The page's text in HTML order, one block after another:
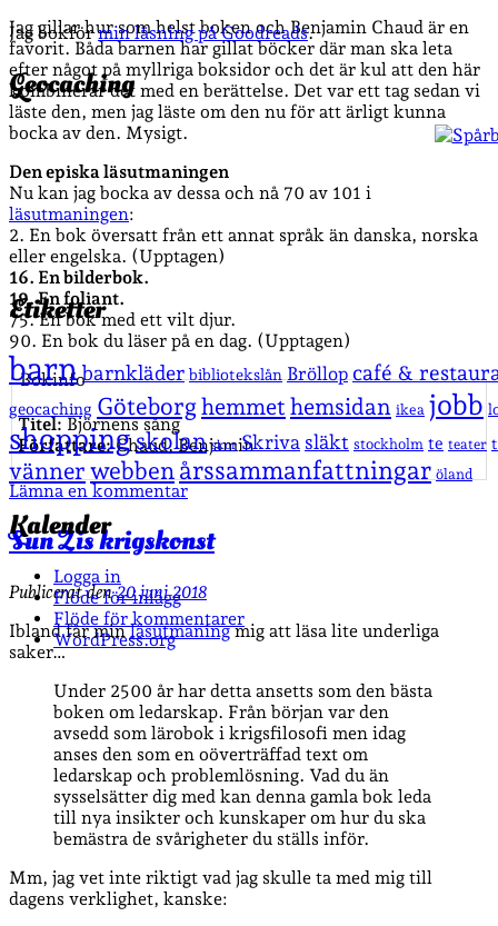
Jag bokförmin läsning på Goodreads.
Geocaching
Etiketter
barnbarnkläder bibliotekslån Bröllop café &
geocaching Göteborghemmet hemsidan ikea jobb
shoppingskolan skor Skriva släkt stockholm te teater
vänner webben årssammanfattningar öland
Kalender
Logga in
Flöde för inlägg
Flöde för kommentarer
WordPress.org
Jag gillar hur som helst boken och Benjamin Chaud är en
favorit. Båda barnen har gillat böcker där man ska leta
efter något på myllriga boksidor och det är kul att den här
kombinerar det med en berättelse. Det var ett tag sedan vi
läste den, men jag läste om den nu för att ärligt kunna
bocka av den. Mysigt.
Den episka läsutmaningen
Nu kan jag bocka av dessa och nå 70 av 101 i
läsutmaningen:
2. En bok översatt från ett annat språk än danska, norska
eller engelska. (Upptagen)
16. En bilderbok.
19. En foliant.
75. En bok med ett vilt djur.
90. En bok du läser på en dag. (Upptagen)
Bokinfo
Titel:Björnens sång
Författare:Chaud, Benjamin
Lämna en kommentar
Sun Zis krigskonst
Publicerat den20 juni 2018
Ibland får minläsutmaningmig att läsa lite underliga
saker…
Under 2500 år har detta ansetts som den bästa
boken om ledarskap. Från början var den
avsedd som lärobok i krigsfilosofi men idag
anses den som en oöverträffad text om
ledarskap och problemlösning. Vad du än
sysselsätter dig med kan denna gamla bok leda
till nya insikter och ­kunskaper om hur du ska
bemästra de ­svårigheter du ställs inför.
Mm, jag vet inte riktigt vad jag skulle ta med mig till
dagens verklighet, kanske: